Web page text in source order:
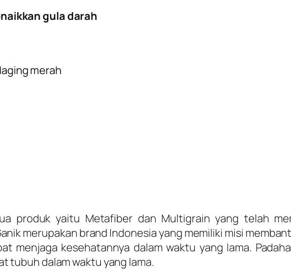
gula darah
merah
produk yaitu Metafiber dan Multigrain yang telah
merupakan brand Indonesia yang memiliki misi
menjaga kesehatannya dalam waktu yang lama.
tubuh dalam waktu yang lama.